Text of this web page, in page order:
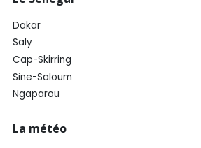
Dakar
Saly
Cap-Skirring
Sine-Saloum
Ngaparou
La météo